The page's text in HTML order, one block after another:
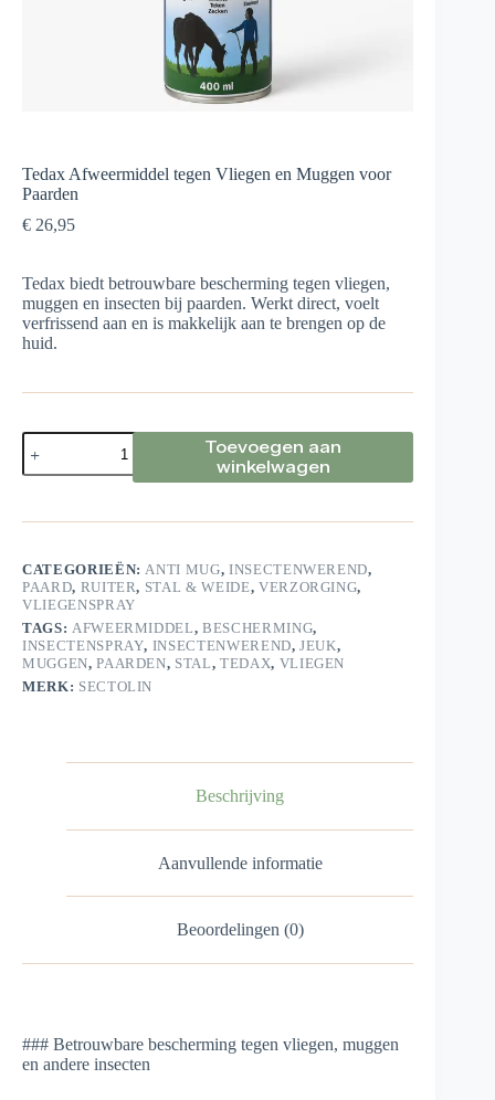
Tedax Afweermiddel tegen Vliegen en Muggen voor
Paarden
€ 26,95
Tedax biedt betrouwbare bescherming tegen vliegen,
muggen en insecten bij paarden. Werkt direct, voelt
verfrissend aan en is makkelijk aan te brengen op de
huid.
Tedax
Afweermiddel
tegen
Paarden
aantal
Toevoegen aan
winkelwagen
CATEGORIEËN:ANTI MUG, INSECTENWEREND,
PAARD, RUITER, STAL & WEIDE, VERZORGING,
VLIEGENSPRAY
TAGS: AFWEERMIDDEL,BESCHERMING,
INSECTENSPRAY, INSECTENWEREND,JEUK,
MUGGEN,PAARDEN, STAL,TEDAX, VLIEGEN
MERK: SECTOLIN
Beschrijving
Aanvullende informatie
Beoordelingen (0)
### Betrouwbare bescherming tegen vliegen, muggen
en andere insecten